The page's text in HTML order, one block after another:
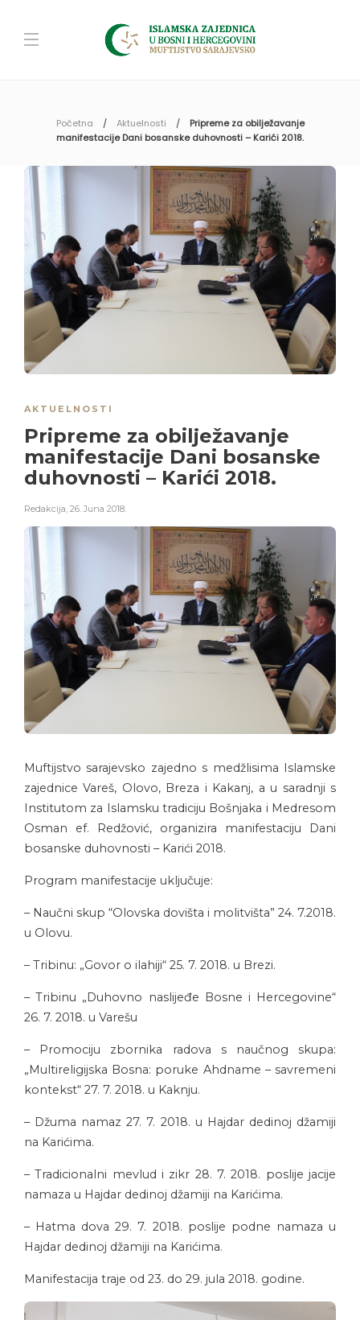
Početna Aktuelnosti
Pripreme za obilježavanje
manifestacije Dani bosanske duhovnosti – Karići 2018.
AKTUELNOSTI
Pripreme za obilježavanje
manifestacije Dani bosanske
duhovnosti – Karići 2018.
Redakcija 26. Juna 2018.
Muftijstvo sarajevsko zajedno s medžlisima Islamske
zajednice Vareš, Olovo, Breza i Kakanj, a u saradnji s
Institutom za Islamsku tradiciju Bošnjaka i Medresom
Osman ef. Redžović, organizira manifestaciju Dani
bosanske duhovnosti – Karići 2018.
Program manifestacije uključuje:
– Naučni skup “Olovska dovišta i molitvišta” 24. 7.2018.
u Olovu.
– Tribinu: „Govor o ilahiji“ 25. 7. 2018. u Brezi.
– Tribinu „Duhovno naslijeđe Bosne i Hercegovine“
26. 7. 2018. u Varešu
– Promociju zbornika radova s naučnog skupa:
„Multireligijska Bosna: poruke Ahdname – savremeni
kontekst“ 27. 7. 2018. u Kaknju.
– Džuma namaz 27. 7. 2018. u Hajdar dedinoj džamiji
na Karićima.
– Tradicionalni mevlud i zikr 28. 7. 2018. poslije jacije
namaza u Hajdar dedinoj džamiji na Karićima.
– Hatma dova 29. 7. 2018. poslije podne namaza u
Hajdar dedinoj džamiji na Karićima.
Manifestacija traje od 23. do 29. jula 2018. godine.